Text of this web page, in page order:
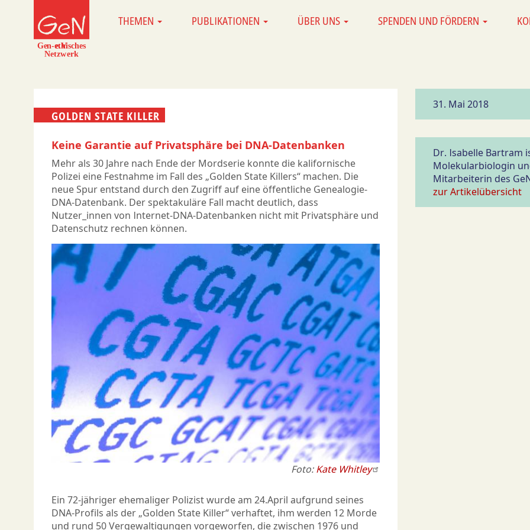
MAINTHEMEN PUBLIKATIONEN ÜBER UNS SPENDEN UND FÖRDERN
GOLDEN STATE KILLER
Keine Garantie auf Privatsphäre bei DNA-Datenbanken
Mehr als 30 Jahre nach Ende der Mordserie konnte die kalifornische
Polizei eine Festnahme im Fall des „Golden State Killers“ machen. Die
neue Spur entstand durch den Zugriff auf eine öffentliche Genealogie-
DNA-Datenbank. Der spektakuläre Fall macht deutlich, dass
Nutzer_innen von Internet-DNA-Datenbanken nicht mit Privatsphäre und
Datenschutz rechnen können.
Foto:Kate Whitley
Ein 72-jähriger ehemaliger Polizist wurde am 24.April aufgrund seines
DNA-Profils als der „Golden State Killer“ verhaftet, ihm werden 12 Morde
und rund 50 Vergewaltigungen vorgeworfen, die zwischen 1976 und
31. Mai 2018
Dr. Isabelle Bartram
Molekularbiologin
Mitarbeiterin des
zur Artikelübersicht